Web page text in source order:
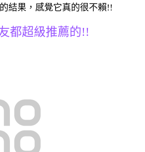
結果，感覺它真的很不賴!!
都超級推薦的!!